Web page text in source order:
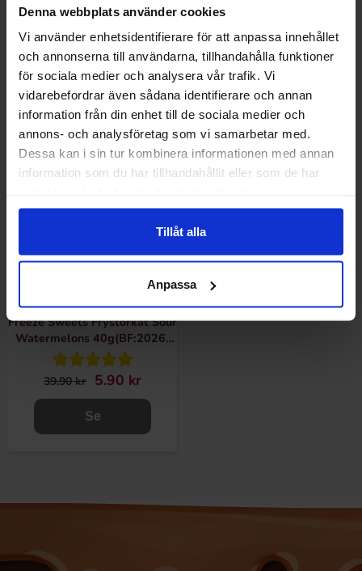
Denna webbplats använder cookies
Vi använder enhetsidentifierare för att anpassa innehållet
och annonserna till användarna, tillhandahålla funktioner
för sociala medier och analysera vår trafik. Vi
vidarebefordrar även sådana identifierare och annan
information från din enhet till de sociala medier och
annons- och analysföretag som vi samarbetar med.
Dessa kan i sin tur kombinera informationen med annan
information som du har tillhandahållit eller som de har
Tillåt alla
Anpassa
både en videnskab og en kunstform. Slikket fryses til
ekstremt lave temperaturer og placeres derefter i et
vakuumkammer, hvor vand fjernes. Denne omhyggelige
proces sikrer, at slikket bevarer sin smag og form, samtidig
med at det får en helt ny tekstur.
34.90 kr
Køb
34.90 kr
Køb
Freeze Sweets Frystorkat Sour
Watermelons 40g(BF:2026-
09-03)
39.90 kr 5.90 kr
Se